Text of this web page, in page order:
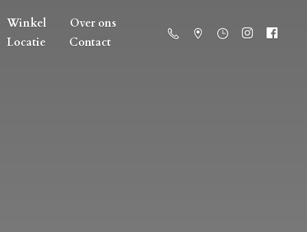
Winkel
Over ons
Locatie
Contact